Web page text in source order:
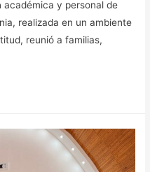
y personal de
realizada en un ambiente
reunió a familias,